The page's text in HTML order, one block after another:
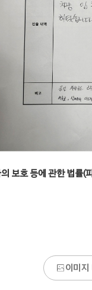
보호 등에 관한 법률
이미지